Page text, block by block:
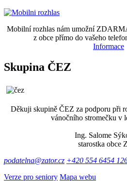
Mobilní rozhlas nám umožní
z obce přímo do vašeho
Informace
Skupina ČEZ
Děkuji skupině ČEZ za podporu při
vánočního stromečku v
Ing. Salome
starostka obce
podatelna@zator.cz +420 554 6454
Verze pro seniory Mapa webu